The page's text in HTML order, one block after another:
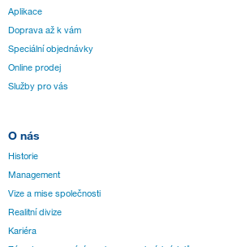
Aplikace
Doprava až k vám
Speciální objednávky
Online prodej
Služby pro vás
O nás
Historie
Management
Vize a mise společnosti
Realitní divize
Kariéra